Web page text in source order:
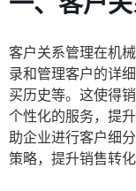
客户关系管理在机
录和管理客户的详
买历史等。这使得
个性化的服务，提
助企业进行客户细
策略，提升销售转化